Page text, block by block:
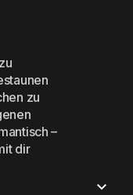
zu
–
dir